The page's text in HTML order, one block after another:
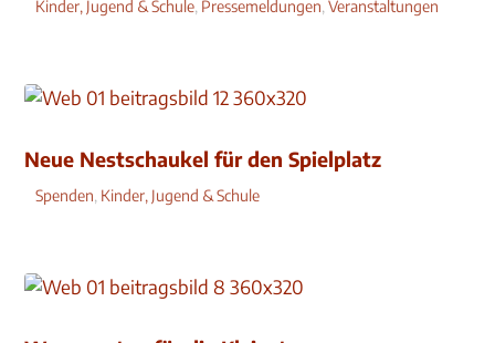
Kinder, Jugend & Schule, Pressemeldungen,Veranstaltungen
Neue Nestschaukel für den Spielplatz
Spenden, Kinder, Jugend & Schule